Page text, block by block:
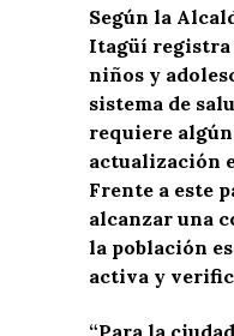
Según la
Itagüí registra
niños y
sistema de
requiere
actualización
Frente a este
alcanzar una
la población
activa y